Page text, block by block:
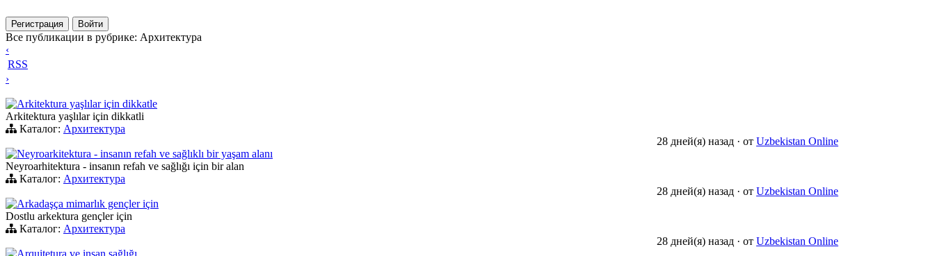
Регистрация Войти
Все публикации в рубрике: Архитектура
‹
RSS
›
Arkitektura yaşlılar için dikkatle
Arkitektura yaşlılar için dikkatli
Каталог: Архитектура
28 дней(я) назад · от Uzbekistan Online
Neyroarkitektura - insanın refah ve sağlıklı bir yaşam alanı
Neyroarhitektura - insanın refah ve sağlığı için bir alan
Каталог: Архитектура
28 дней(я) назад · от Uzbekistan Online
Arkadaşça mimarlık gençler için
Dostlu arkektura gençler için
Каталог: Архитектура
28 дней(я) назад · от Uzbekistan Online
Arquitetura ve insan sağlığı